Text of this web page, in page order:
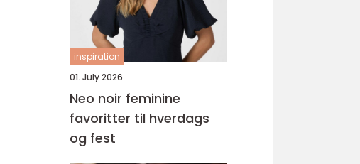
inspiration
01. July 2026
Neo noir feminine
favoritter til hverdags
og fest